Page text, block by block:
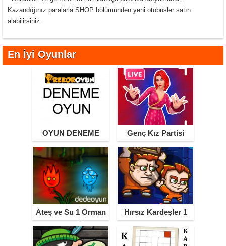
Kazandığınız paralarla SHOP bölümünden yeni otobüsler satın
alabilirsiniz.
En İyi Oyunlar
OYUN DENEME Genç Kız Partisi
Ateş ve Su 1 Orman
Tapınağı
Hırsız Kardeşler 1